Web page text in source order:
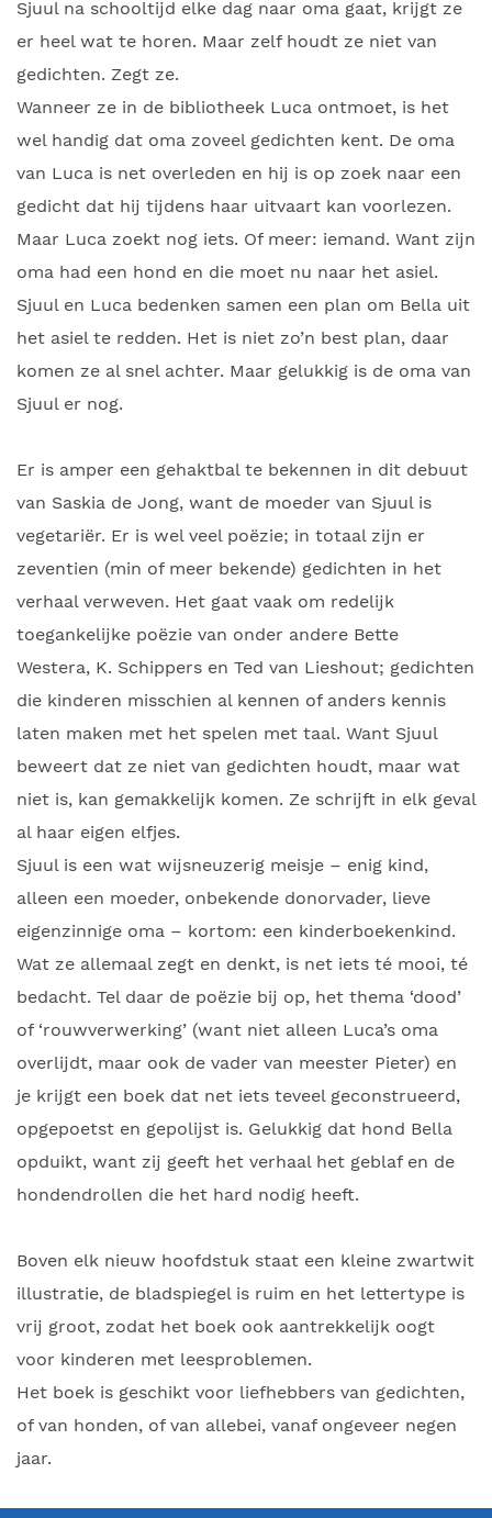
Sjuul na schooltijd elke dag naar oma gaat, krijgt ze
er heel wat te horen. Maar zelf houdt ze niet van
gedichten. Zegt ze.
Wanneer ze in de bibliotheek Luca ontmoet, is het
wel handig dat oma zoveel gedichten kent. De oma
van Luca is net overleden en hij is op zoek naar een
gedicht dat hij tijdens haar uitvaart kan voorlezen.
Maar Luca zoekt nog iets. Of meer: iemand. Want zijn
oma had een hond en die moet nu naar het asiel.
Sjuul en Luca bedenken samen een plan om Bella uit
het asiel te redden. Het is niet zo’n best plan, daar
komen ze al snel achter. Maar gelukkig is de oma van
Sjuul er nog.
Er is amper een gehaktbal te bekennen in dit debuut
van Saskia de Jong, want de moeder van Sjuul is
vegetariër. Er is wel veel poëzie; in totaal zijn er
zeventien (min of meer bekende) gedichten in het
verhaal verweven. Het gaat vaak om redelijk
toegankelijke poëzie van onder andere Bette
Westera, K. Schippers en Ted van Lieshout; gedichten
die kinderen misschien al kennen of anders kennis
laten maken met het spelen met taal. Want Sjuul
beweert dat ze niet van gedichten houdt, maar wat
niet is, kan gemakkelijk komen. Ze schrijft in elk geval
al haar eigen elfjes.
Sjuul is een wat wijsneuzerig meisje – enig kind,
alleen een moeder, onbekende donorvader, lieve
eigenzinnige oma – kortom: een kinderboekenkind.
Wat ze allemaal zegt en denkt, is net iets té mooi, té
bedacht. Tel daar de poëzie bij op, het thema ‘dood’
of ‘rouwverwerking’ (want niet alleen Luca’s oma
overlijdt, maar ook de vader van meester Pieter) en
je krijgt een boek dat net iets teveel geconstrueerd,
opgepoetst en gepolijst is. Gelukkig dat hond Bella
opduikt, want zij geeft het verhaal het geblaf en de
hondendrollen die het hard nodig heeft.
Boven elk nieuw hoofdstuk staat een kleine zwartwit
illustratie, de bladspiegel is ruim en het lettertype is
vrij groot, zodat het boek ook aantrekkelijk oogt
voor kinderen met leesproblemen.
Het boek is geschikt voor liefhebbers van gedichten,
of van honden, of van allebei, vanaf ongeveer negen
jaar.